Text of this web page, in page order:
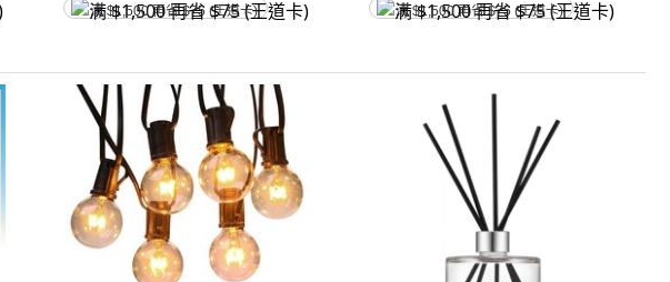
满 $1,500 再省 $75 (王道卡) 满 $1,500 再省 $75 (王道卡)